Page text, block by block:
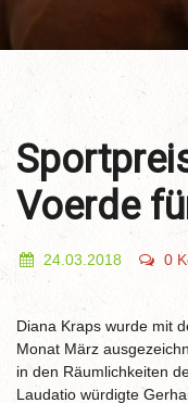
Voerde
24.03.2018 0
Diana Kraps wurde mit
Monat März
in den Räumlichkeiten
Laudatio würdigte